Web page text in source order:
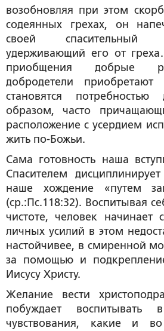
возобновляя при этом
содеянных грехах, он
своей спасительный
удерживающий его от
приобщения добрые
добродетели
становятся
образом, часто
расположение с усердием
жить по-Божьи.
Сама готовность наша
Спасителем
наше хождение «путем
(ср.:Пс.118:32). Воспитывая
чистоте, человек начинает
личных усилий в этом
настойчивее, в смиренной
за помощью и
Иисусу Христу.
Желание вести
побуждает
чувствования, какие и